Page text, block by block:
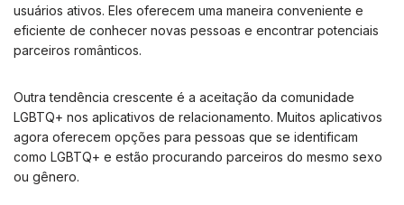
usuários ativos. Eles oferecem uma maneira conveniente e
eficiente de conhecer novas pessoas e encontrar potenciais
parceiros românticos.
Outra tendência crescente é a aceitação da comunidade
LGBTQ+ nos aplicativos de relacionamento. Muitos aplicativos
agora oferecem opções para pessoas que se identificam
como LGBTQ+ e estão procurando parceiros do mesmo sexo
ou gênero.